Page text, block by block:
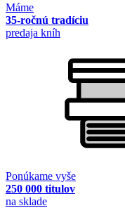
Máme
35-ročnú tradíciu
predaja kníh
Ponúkame vyše
250 000 titulov
na sklade